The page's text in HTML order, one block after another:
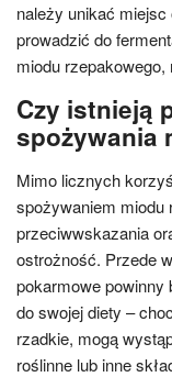
należy unikać
prowadzić do
miodu
Czy istnieją
spożywania
Mimo licznych
spożywaniem miodu
przeciwwskazania
ostrożność. Przede
pokarmowe powinny
do swojej diety –
rzadkie, mogą
roślinne lub inne